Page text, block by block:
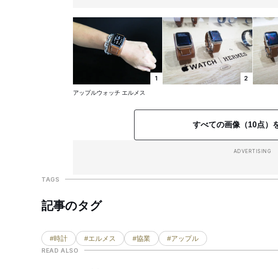
1
アップルウォッチ エルメス
2
すべての画像（10点）
ADVERTISING
TAGS
記事のタグ
#時計 #エルメス #協業 #アップル
READ ALSO